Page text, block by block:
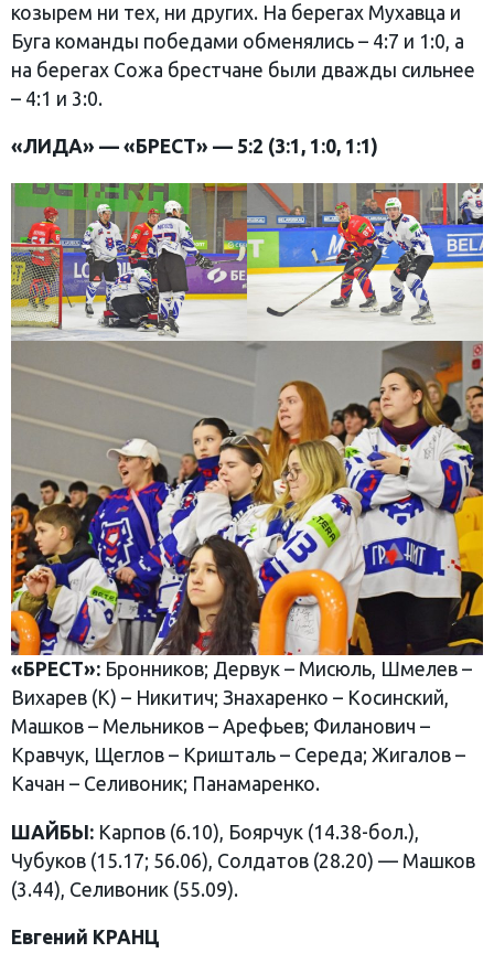
козырем ни тех, ни других. На берегах Мухавца и
Буга команды победами обменялись – 4:7 и 1:0, а
на берегах Сожа брестчане были дважды сильнее
– 4:1 и 3:0.
«ЛИДА» — «БРЕСТ» — 5:2 (3:1, 1:0, 1:1)
«БРЕСТ»: Бронников; Дервук – Мисюль, Шмелев –
Вихарев (К) – Никитич; Знахаренко – Косинский,
Машков – Мельников – Арефьев; Филанович –
Кравчук, Щеглов – Кришталь – Середа; Жигалов –
Качан – Селивоник; Панамаренко.
ШАЙБЫ: Карпов (6.10), Боярчук (14.38-бол.),
Чубуков (15.17; 56.06), Солдатов (28.20) — Машков
(3.44), Селивоник (55.09).
Евгений КРАНЦ